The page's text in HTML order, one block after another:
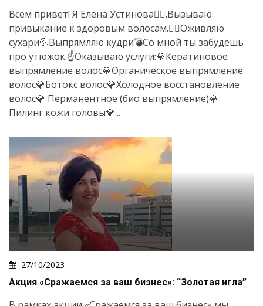
Всем привет! Я Елена Устинова💁‍♀️.Вызываю
привыкание к здоровым волосам.💆‍♀️Оживляю
сухари💦Выпрямляю кудри💣Со мной ты забудешь
про утюжок.☝️Оказываю услуги:💎Кератиновое
выпрямление волос💎Органическое выпрямление
волос💎Ботокс волос💎Холодное восстановление
волос💎 Перманентное (био выпрямление)💎
Пилинг кожи головы💎...
27/10/2023
Акция «Сражаемся за ваш бизнес»: “Золотая игла”